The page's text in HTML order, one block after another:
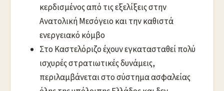
κερδισμένος από τις εξελίξεις στην
Ανατολική Μεσόγειο και την καθιστά
ενεργειακό κόμβο
Στο Καστελόριζο έχουν εγκατασταθεί πολύ
ισχυρές στρατιωτικές δυνάμεις,
περιλαμβάνεται στο σύστημα ασφαλείας